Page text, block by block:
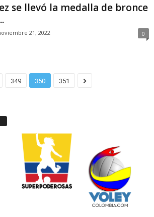
se llevó la medalla de bronce
21, 2022 0
349 350 351